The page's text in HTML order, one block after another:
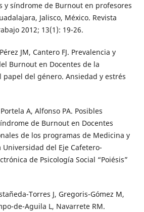
y síndrome de Burnout en profesores
Jalisco, México. Revista
2012; 13(1): 19-26.
JM, Cantero FJ. Prevalencia y
Burnout en Docentes de la
papel del género. Ansiedad y estrés
A, Alfonso PA. Posibles
de Burnout en Docentes
de los programas de Medicina y
del Eje Cafetero-
de Psicología Social “Poiésis”
Torres J, Gregoris-Gómez M,
de-Aguila L, Navarrete RM.